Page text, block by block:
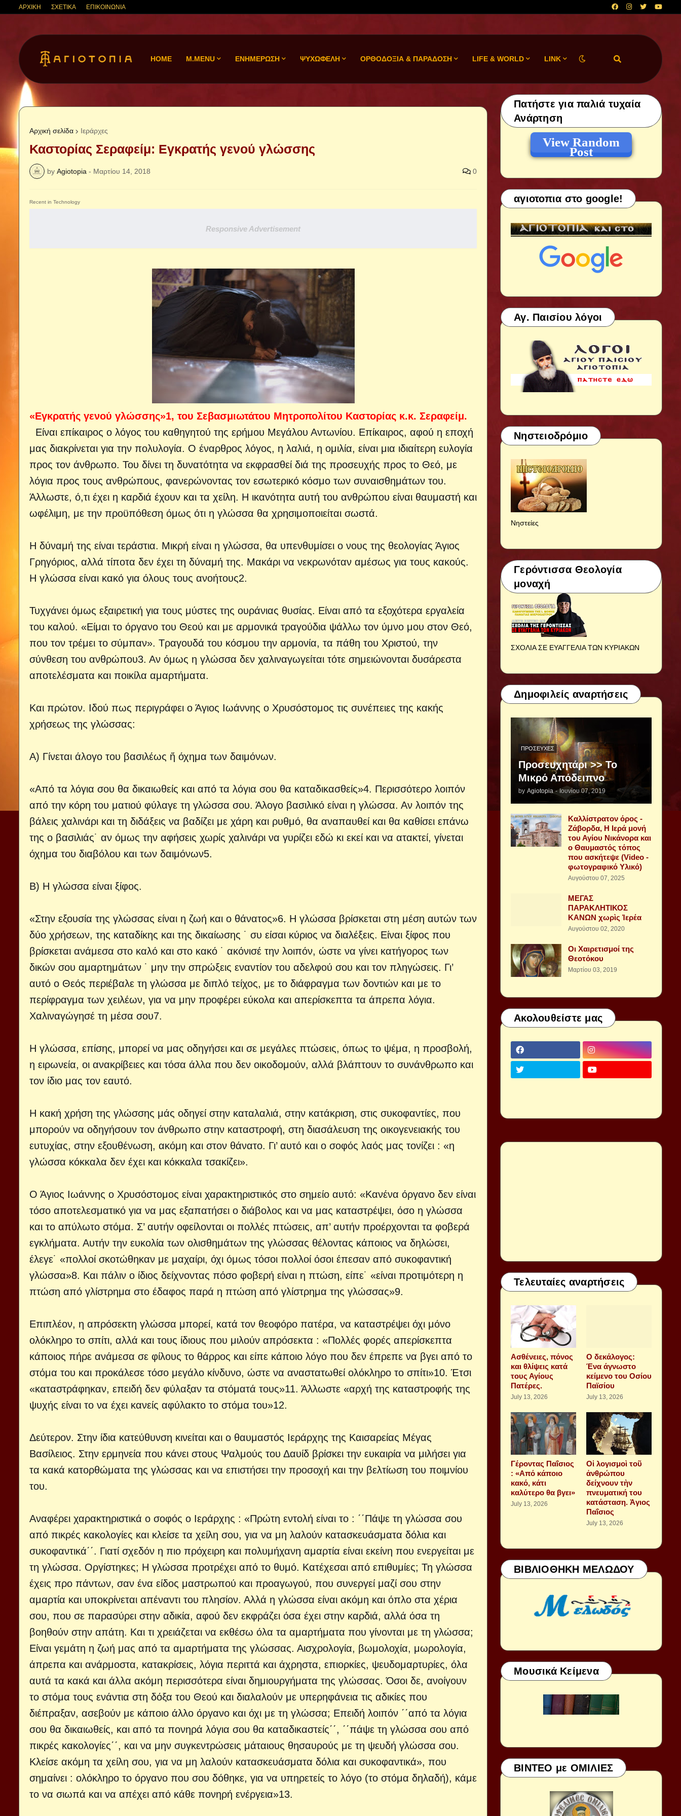
ΑΡΧΙΚΗ ΣΧΕΤΙΚΑ ΕΠΙΚΟΙΝΩΝΙΑ
HOME M.MENU ΕΝΗΜΕΡΩΣΗ ΨΥΧΩΦΕΛΗ ΟΡΘΟΔΟΞΙΑ & ΠΑΡΑΔΟΣΗ LIFE & WORLD LINK
Αρχική σελίδα Ιεράρχες
Καστορίας Σεραφείμ: Εγκρατής γενού γλώσσης
by Agiotopia - Μαρτίου 14, 2018 0
Recent in Technology
Responsive Advertisement
«Εγκρατής γενού γλώσσης»1, του Σεβασμιωτάτου Μητροπολίτου Καστορίας κ.κ. Σεραφείμ.
Είναι επίκαιρος ο λόγος του καθηγητού της ερήμου Μεγάλου Αντωνίου. Επίκαιρος, αφού η εποχή
μας διακρίνεται για την πολυλογία. Ο έναρθρος λόγος, η λαλιά, η ομιλία, είναι μια ιδιαίτερη ευλογία
προς τον άνθρωπο. Του δίνει τη δυνατότητα να εκφρασθεί διά της προσευχής προς το Θεό, με
λόγια προς τους ανθρώπους, φανερώνοντας τον εσωτερικό κόσμο των συναισθημάτων του.
Άλλωστε, ό,τι έχει η καρδιά έχουν και τα χείλη. Η ικανότητα αυτή του ανθρώπου είναι θαυμαστή και
ωφέλιμη, με την προϋπόθεση όμως ότι η γλώσσα θα χρησιμοποιείται σωστά.
Η δύναμή της είναι τεράστια. Μικρή είναι η γλώσσα, θα υπενθυμίσει ο νους της θεολογίας Άγιος
Γρηγόριος, αλλά τίποτα δεν έχει τη δύναμή της. Μακάρι να νεκρωνόταν αμέσως για τους κακούς.
Η γλώσσα είναι κακό για όλους τους ανοήτους2.
Τυχγάνει όμως εξαιρετική για τους μύστες της ουράνιας θυσίας. Είναι από τα εξοχότερα εργαλεία
του καλού. «Είμαι το όργανο του Θεού και με αρμονικά τραγούδια ψάλλω τον ύμνο μου στον Θεό,
που τον τρέμει το σύμπαν». Τραγουδά του κόσμου την αρμονία, τα πάθη του Χριστού, την
σύνθεση του ανθρώπου3. Αν όμως η γλώσσα δεν χαλιναγωγείται τότε σημειώνονται δυσάρεστα
αποτελέσματα και ποικίλα αμαρτήματα.
Και πρώτον. Ιδού πως περιγράφει ο Άγιος Ιωάννης ο Χρυσόστομος τις συνέπειες της κακής
χρήσεως της γλώσσας:
Α) Γίνεται άλογο του βασιλέως ἤ όχημα των δαιμόνων.
«Από τα λόγια σου θα δικαιωθείς και από τα λόγια σου θα καταδικασθείς»4. Περισσότερο λοιπόν
από την κόρη του ματιού φύλαγε τη γλώσσα σου. Άλογο βασιλικό είναι η γλώσσα. Αν λοιπόν της
βάλεις χαλινάρι και τη διδάξεις να βαδίζει με χάρη και ρυθμό, θα αναπαυθεί και θα καθίσει επάνω
της ο βασιλιάς˙ αν όμως την αφήσεις χωρίς χαλινάρι να γυρίζει εδώ κι εκεί και να ατακτεί, γίνεται
όχημα του διαβόλου και των δαιμόνων5.
Β) Η γλώσσα είναι ξίφος.
«Στην εξουσία της γλώσσας είναι η ζωή και ο θάνατος»6. Η γλώσσα βρίσκεται στη μέση αυτών των
δύο χρήσεων, της καταδίκης και της δικαίωσης ˙ συ είσαι κύριος να διαλέξεις. Είναι ξίφος που
βρίσκεται ανάμεσα στο καλό και στο κακό ˙ ακόνισέ την λοιπόν, ώστε να γίνει κατήγορος των
δικών σου αμαρτημάτων ˙ μην την σπρώξεις εναντίον του αδελφού σου και τον πληγώσεις. Γι’
αυτό ο Θεός περιέβαλε τη γλώσσα με διπλό τείχος, με το διάφραγμα των δοντιών και με το
περίφραγμα των χειλέων, για να μην προφέρει εύκολα και απερίσκεπτα τα άπρεπα λόγια.
Χαλιναγώγησέ τη μέσα σου7.
Η γλώσσα, επίσης, μπορεί να μας οδηγήσει και σε μεγάλες πτώσεις, όπως το ψέμα, η προσβολή,
η ειρωνεία, οι ανακρίβειες και τόσα άλλα που δεν οικοδομούν, αλλά βλάπτουν το συνάνθρωπο και
τον ίδιο μας τον εαυτό.
Η κακή χρήση της γλώσσης μάς οδηγεί στην καταλαλιά, στην κατάκριση, στις συκοφαντίες, που
μπορούν να οδηγήσουν τον άνθρωπο στην καταστροφή, στη διασάλευση της οικογενειακής του
ευτυχίας, στην εξουθένωση, ακόμη και στον θάνατο. Γι’ αυτό και ο σοφός λαός μας τονίζει : «η
γλώσσα κόκκαλα δεν έχει και κόκκαλα τσακίζει».
Ο Άγιος Ιωάννης ο Χρυσόστομος είναι χαρακτηριστικός στο σημείο αυτό: «Κανένα όργανο δεν είναι
τόσο αποτελεσματικό για να μας εξαπατήσει ο διάβολος και να μας καταστρέψει, όσο η γλώσσα
και το απύλωτο στόμα. Σ’ αυτήν οφείλονται οι πολλές πτώσεις, απ’ αυτήν προέρχονται τα φοβερά
εγκλήματα. Αυτήν την ευκολία των ολισθημάτων της γλώσσας θέλοντας κάποιος να δηλώσει,
έλεγε˙ «πολλοί σκοτώθηκαν με μαχαίρι, όχι όμως τόσοι πολλοί όσοι έπεσαν από συκοφαντική
γλώσσα»8. Και πάλιν ο ίδιος δείχνοντας πόσο φοβερή είναι η πτώση, είπε˙ «είναι προτιμότερη η
πτώση από γλίστρημα στο έδαφος παρά η πτώση από γλίστρημα της γλώσσας»9.
Επιπλέον, η απρόσεκτη γλώσσα μπορεί, κατά τον θεοφόρο πατέρα, να καταστρέψει όχι μόνο
ολόκληρο το σπίτι, αλλά και τους ίδιους που μιλούν απρόσεκτα : «Πολλές φορές απερίσκεπτα
κάποιος πήρε ανάμεσα σε φίλους το θάρρος και είπε κάποιο λόγο που δεν έπρεπε να βγει από το
στόμα του και προκάλεσε τόσο μεγάλο κίνδυνο, ώστε να αναστατωθεί ολόκληρο το σπίτι»10. Έτσι
«καταστράφηκαν, επειδή δεν φύλαξαν τα στόματά τους»11. Άλλωστε «αρχή της καταστροφής της
ψυχής είναι το να έχει κανείς αφύλακτο το στόμα του»12.
Δεύτερον. Στην ίδια κατεύθυνση κινείται και ο θαυμαστός Ιεράρχης της Καισαρείας Μέγας
Βασίλειος. Στην ερμηνεία που κάνει στους Ψαλμούς του Δαυίδ βρίσκει την ευκαιρία να μιλήσει για
τα κακά κατορθώματα της γλώσσας και να επιστήσει την προσοχή και την βελτίωση του ποιμνίου
του.
Αναφέρει χαρακτηριστικά ο σοφός ο Ιεράρχης : «Πρώτη εντολή είναι το : ΄΄Πάψε τη γλώσσα σου
από πικρές κακολογίες και κλείσε τα χείλη σου, για να μη λαλούν κατασκευάσματα δόλια και
συκοφαντικά΄΄. Γιατί σχεδόν η πιο πρόχειρη και πολυμήχανη αμαρτία είναι εκείνη που ενεργείται με
τη γλώσσα. Οργίστηκες; Η γλώσσα προτρέχει από το θυμό. Κατέχεσαι από επιθυμίες; Τη γλώσσα
έχεις προ πάντων, σαν ένα είδος μαστρωπού και προαγωγού, που συνεργεί μαζί σου στην
αμαρτία και υποκρίνεται απέναντι του πλησίον. Αλλά η γλώσσα είναι ακόμη και όπλο στα χέρια
σου, που σε παρασύρει στην αδικία, αφού δεν εκφράζει όσα έχει στην καρδιά, αλλά όσα τη
βοηθούν στην απάτη. Και τι χρειάζεται να εκθέσω όλα τα αμαρτήματα που γίνονται με τη γλώσσα;
Είναι γεμάτη η ζωή μας από τα αμαρτήματα της γλώσσας. Αισχρολογία, βωμολοχία, μωρολογία,
άπρεπα και ανάρμοστα, κατακρίσεις, λόγια περιττά και άχρηστα, επιορκίες, ψευδομαρτυρίες, όλα
αυτά τα κακά και άλλα ακόμη περισσότερα είναι δημιουργήματα της γλώσσας. Όσοι δε, ανοίγουν
το στόμα τους ενάντια στη δόξα του Θεού και διαλαλούν με υπερηφάνεια τις αδικίες που
διέπραξαν, ασεβούν με κάποιο άλλο όργανο και όχι με τη γλώσσα; Επειδή λοιπόν ΄΄από τα λόγια
σου θα δικαιωθείς, και από τα πονηρά λόγια σου θα καταδικαστείς΄΄, ΄΄πάψε τη γλώσσα σου από
πικρές κακολογίες΄΄, και να μην συγκεντρώσεις μάταιους θησαυρούς με τη ψευδή γλώσσα σου.
Κλείσε ακόμη τα χείλη σου, για να μη λαλούν κατασκευάσματα δόλια και συκοφαντικά», που
σημαίνει : ολόκληρο το όργανο που σου δόθηκε, για να υπηρετείς το λόγο (το στόμα δηλαδή), κάμε
το να σιωπά και να απέχει από κάθε πονηρή ενέργεια»13.
Πατήστε για παλιά τυχαία
Ανάρτηση
View Random
Post
αγιοτοπια στο google!
Αγ. Παισίου λόγοι
Νηστειοδρόμιο
Νηστείες
Γερόντισσα Θεολογία
μοναχή
ΣΧΟΛΙΑ ΣΕ ΕΥΑΓΓΕΛΙΑ ΤΩΝ ΚΥΡΙΑΚΩΝ
Δημοφιλείς αναρτήσεις
ΠΡΟΣΕΥΧΈΣ
Προσευχητάρι >> Το
Μικρό Απόδειπνο
by Agiotopia - Ιουνίου 07, 2019
Καλλίστρατον όρος -
Ζάβορδα, Η Ιερά μονή
του Αγίου Νικάνορα και
ο Θαυμαστός τόπος
που ασκήτεψε (Video -
φωτογραφικό Υλικό)
Αυγούστου 07, 2025
ΜΕΓΑΣ
ΠΑΡΑΚΛΗΤΙΚΟΣ
ΚΑΝΩΝ χωρὶς Ἱερέα
Αυγούστου 02, 2020
Οι Χαιρετισμοί της
Θεοτόκου
Μαρτίου 03, 2019
Ακολουθείστε μας
Τελευταίες αναρτήσεις
Aσθένειες, πόνος
και θλίψεις κατά
τους Αγίους
Πατέρες.
July 13, 2026
Ο δεκάλογος:
Ένα άγνωστο
κείμενο του Οσίου
Παϊσίου
July 13, 2026
Γέροντας Παΐσιος
: «Από κάποιο
κακό, κάτι
καλύτερο θα βγει»
July 13, 2026
Οἱ λογισμοὶ τοῦ
ἀνθρώπου
δείχνουν τὴν
πνευματική του
κατάσταση. Ἁγιος
Παΐσιος
July 13, 2026
ΒΙΒΛΙΟΘΗΚΗ ΜΕΛΩΔΟΥ
Μουσικά Κείμενα
ΒΙΝΤΕΟ με ΟΜΙΛΙΕΣ